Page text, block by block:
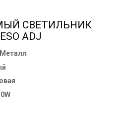
СВЕТИЛЬНИК
ADJ
Металл